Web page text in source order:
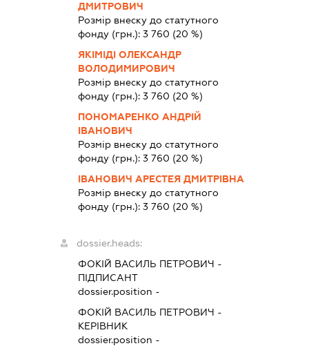
ДМИТРОВИЧ
Розмір внеску до статутного
фонду (грн.):3 760 (20 %)
ЯКІМІДІ ОЛЕКСАНДР
ВОЛОДИМИРОВИЧ
Розмір внеску до статутного
фонду (грн.):3 760 (20 %)
ПОНОМАРЕНКО АНДРІЙ
ІВАНОВИЧ
Розмір внеску до статутного
фонду (грн.):3 760 (20 %)
ІВАНОВИЧ АРЕСТЕЯ ДМИТРІВНА
Розмір внеску до статутного
фонду (грн.):3 760 (20 %)
dossier.heads:
ФОКІЙ ВАСИЛЬ ПЕТРОВИЧ -
ПІДПИСАНТ
dossier.position -
ФОКІЙ ВАСИЛЬ ПЕТРОВИЧ -
КЕРІВНИК
dossier.position -